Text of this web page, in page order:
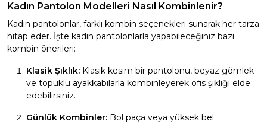
Kadın Pantolon Modelleri Nasıl Kombinlenir?
Kadın pantolonlar, farklı kombin seçenekleri sunarak her tarza
hitap eder. İşte kadın pantolonlarla yapabileceğiniz bazı
kombin önerileri:
Klasik Şıklık: Klasik kesim bir pantolonu, beyaz gömlek
ve topuklu ayakkabılarla kombinleyerek ofis şıklığı elde
edebilirsiniz.
Günlük Kombinler: Bol paça veya yüksek bel